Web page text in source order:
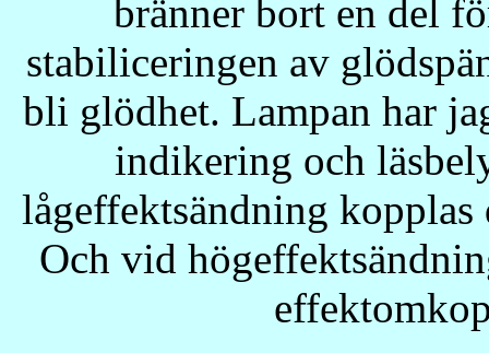
bränner bort en del
stabiliceringen av
bli glödhet. Lampan har
indikering och
lågeffektsändning
Och vid